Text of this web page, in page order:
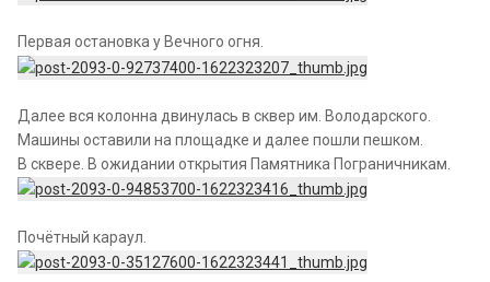
Первая остановка у Вечного огня.
Далее вся колонна двинулась в сквер им. Володарского.
Машины оставили на площадке и далее пошли пешком.
В сквере. В ожидании открытия Памятника Пограничникам.
Почётный караул.